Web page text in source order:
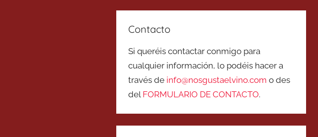
Contacto
Si queréis contactar conmigo para
cualquier información, lo podéis hacer a
través de info@nosgustaelvino.com o des
del FORMULARIO DE CONTACTO.